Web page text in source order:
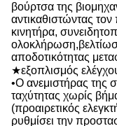
βούρτσα της
αντικαθιστώντας
κινητήρα,
αποδοτικότητας
★εξοπλισμός
•Ο ανεμιστήρας της
ταχύτητας χωρίς
(προαιρετικός
ρυθμίσει την